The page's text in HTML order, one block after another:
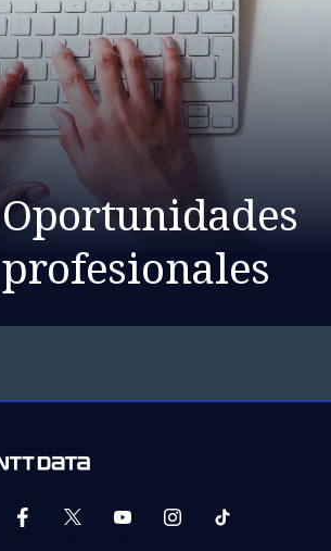
Oportunidades
profesionales